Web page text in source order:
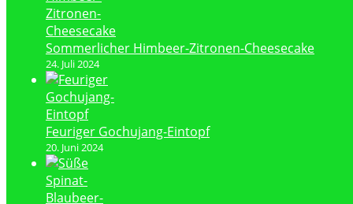
Sommerlicher Himbeer-Zitronen-Cheesecake
24. Juli 2024
Feuriger Gochujang-Eintopf
20. Juni 2024